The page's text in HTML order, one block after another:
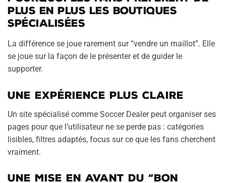
plus en plus les boutiques
spécialisées
La différence se joue rarement sur “vendre un maillot”. Elle
se joue sur la façon de le présenter et de guider le
supporter.
Une expérience plus claire
Un site spécialisé comme Soccer Dealer peut organiser ses
pages pour que l’utilisateur ne se perde pas : catégories
lisibles, filtres adaptés, focus sur ce que les fans cherchent
vraiment.
Une mise en avant du “bon